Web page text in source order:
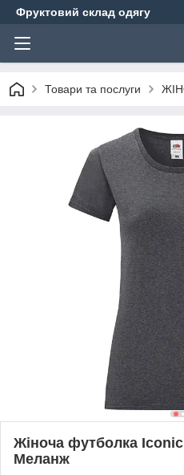
Фруктовий склад одягу
Товари та послуги
Жіноча футболка
Меланж